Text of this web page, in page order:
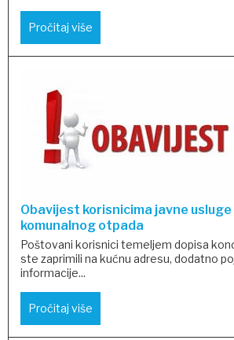
Pročitaj više
Obavijest korisnicima javne
komunalnog otpada
Poštovani korisnici temeljem dopisa
ste zaprimili na kućnu adresu, dodatno
informacije...
Pročitaj više